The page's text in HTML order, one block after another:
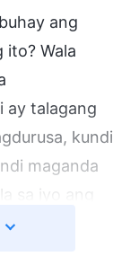
ang
Wala
ay talagang
kundi
maganda
sa iyo ang
ng